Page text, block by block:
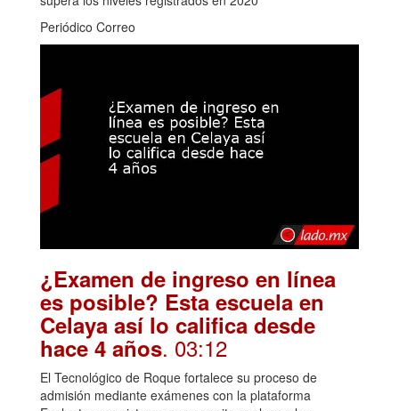
Periódico Correo
¿Examen de ingreso en línea
es posible? Esta escuela en
Celaya así lo califica desde
hace 4 años. 03:12
El Tecnológico de Roque fortalece su proceso de
admisión mediante exámenes con la plataforma